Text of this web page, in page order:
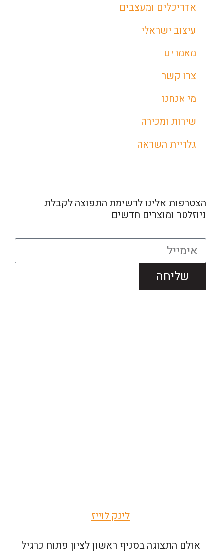
אדריכלים ומעצבים
עיצוב ישראלי
מאמרים
צרו קשר
מי אנחנו
שירות ומכירה
גלריית השראה
הצטרפות אלינו לרשימת התפוצה לקבלת
ניוזלטר ומוצרים חדשים
שליחה
לינק לוייז
אולם התצוגה בסניף ראשון לציון פתוח כרגיל